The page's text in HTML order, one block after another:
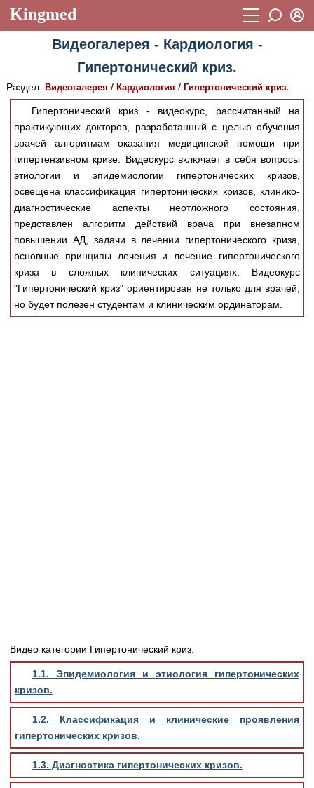
Kingmed
Учебный материал
Видеогалерея 899
Фотогалерея
Истории болезней 1268
Лекции и презентации 2474
Аккредитационные тесты
Методические рекомендации 1050
Научно-популярное
Новости (244)
Медицинская стандартизация
Пароль
Восстановить пароль
Регистрация
Вход
Видеогалерея - Кардиология -
Гипертонический криз.
Раздел: Видеогалерея / Кардиология / Гипертонический криз.
Гипертонический криз - видеокурс, рассчитанный на
практикующих докторов, разработанный с целью обучения
врачей алгоритмам оказания медицинской помощи при
гипертензивном кризе. Видеокурс включает в себя вопросы
этиологии и эпидемиологии гипертонических кризов,
освещена классификация гипертонических кризов, клинико-
диагностические аспекты неотложного состояния,
представлен алгоритм действий врача при внезапном
повышении АД, задачи в лечении гипертонического криза,
основные принципы лечения и лечение гипертонического
криза в сложных клинических ситуациях. Видеокурс
"Гипертонический криз" ориентирован не только для врачей,
но будет полезен студентам и клиническим ординаторам.
Видео категории Гипертонический криз.
1.1. Эпидемиология и этиология гипертонических
кризов.
1.2. Классификация и клинические проявления
гипертонических кризов.
1.3. Диагностика гипертонических кризов.